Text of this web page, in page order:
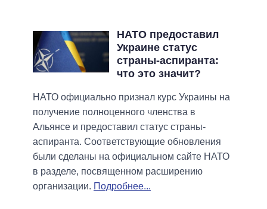
НАТО предоставил
Украине статус
страны-аспиранта:
что это значит?
НАТО официально признал курс Украины на
получение полноценного членства в
Альянсе и предоставил статус страны-
аспиранта. Соответствующие обновления
были сделаны на официальном сайте НАТО
в разделе, посвященном расширению
организации. Подробнее...